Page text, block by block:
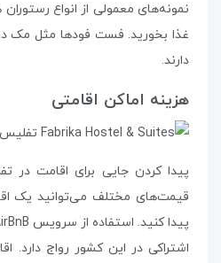
نمونه‌های معمولی از انواع
دارند.
هزینه‌ اماکن اقامتی
پیدا کردن جایی برای اقامت در
قیمت‌های مختلف می‌توانید یک
اشتراکی در این کشور رواج دارد.